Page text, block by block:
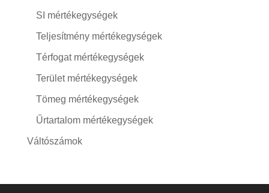
SI mértékegységek
Teljesítmény mértékegységek
Térfogat mértékegységek
Terület mértékegységek
Tömeg mértékegységek
Űrtartalom mértékegységek
Váltószámok